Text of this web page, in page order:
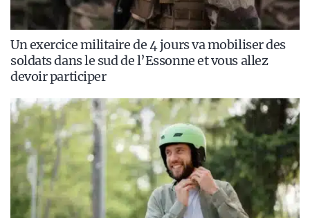
Un exercice militaire de 4 jours va mobiliser des
soldats dans le sud de l’Essonne et vous allez
devoir participer